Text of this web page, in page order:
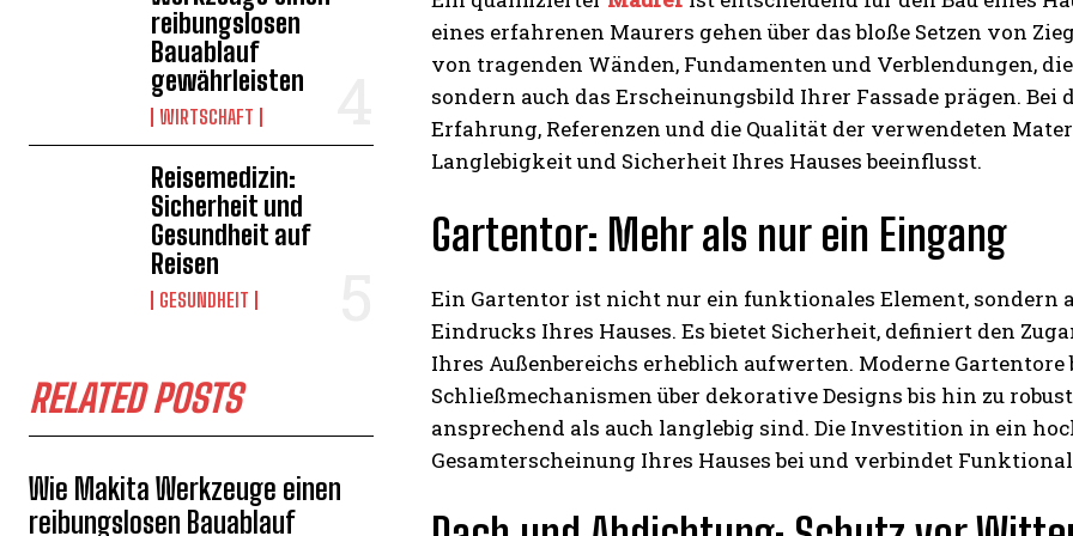
reibungslosen
Bauablauf
gewährleisten
WIRTSCHAFT
Reisemedizin:
Sicherheit und
Gesundheit auf
Reisen
GESUNDHEIT
RELATED POSTS
Wie Makita Werkzeuge einen
reibungslosen Bauablauf
eines erfahrenen Maurers gehen über das bloße Setzen von
von tragenden Wänden, Fundamenten und Verblendungen,
sondern auch das Erscheinungsbild Ihrer Fassade prägen. Bei
Erfahrung, Referenzen und die Qualität der verwendeten
Langlebigkeit und Sicherheit Ihres Hauses beeinflusst.
Gartentor: Mehr als nur ein Eingang
Ein Gartentor ist nicht nur ein funktionales Element, sondern
Eindrucks Ihres Hauses. Es bietet Sicherheit, definiert den
Ihres Außenbereichs erheblich aufwerten. Moderne
Schließmechanismen über dekorative Designs bis hin zu
ansprechend als auch langlebig sind. Die Investition in ein
Gesamterscheinung Ihres Hauses bei und verbindet